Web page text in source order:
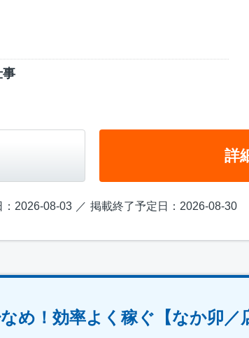
事
詳
：2026-08-03 掲載終了予定日：2026-08-30
め！効率よく稼ぐ【なか卯／